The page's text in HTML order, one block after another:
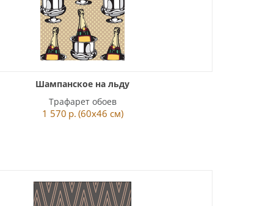
Шампанское на льду
Трафарет обоев
1 570 р. (60x46 см)